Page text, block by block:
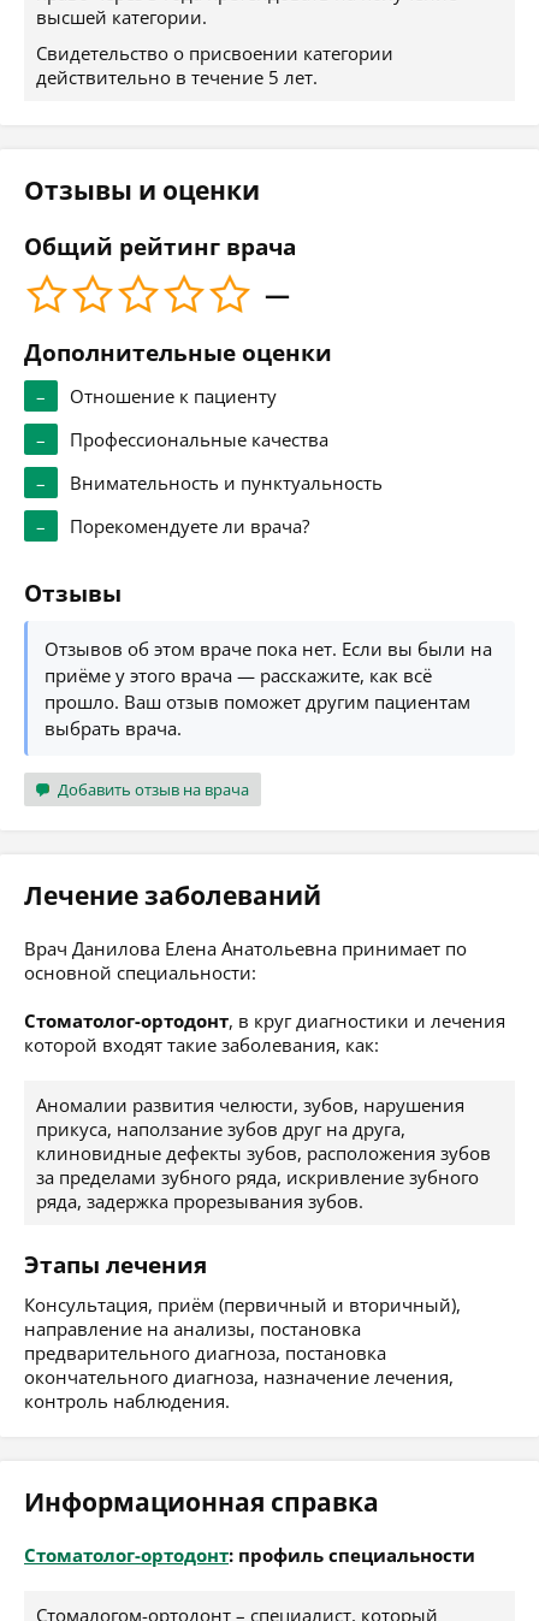
высшей категории.
Свидетельство о присвоении категории
действительно в течение 5 лет.
Отзывы и оценки
Общий рейтинг врача
—
Дополнительные оценки
–
Отношение к пациенту
–
Профессиональные качества
–
Внимательность и пунктуальность
–
Порекомендуете ли врача?
Отзывы
Отзывов об этом враче пока нет. Если вы были на
приёме у этого врача — расскажите, как всё
прошло. Ваш отзыв поможет другим пациентам
выбрать врача.
Добавить отзыв на врача
Лечение заболеваний
Врач Данилова Елена Анатольевна принимает по
основной специальности:
Стоматолог-ортодонт, в круг диагностики и лечения
которой входят такие заболевания, как:
Аномалии развития челюсти, зубов, нарушения
прикуса, наползание зубов друг на друга,
клиновидные дефекты зубов, расположения зубов
за пределами зубного ряда, искривление зубного
ряда, задержка прорезывания зубов.
Этапы лечения
Консультация, приём (первичный и вторичный),
направление на анализы, постановка
предварительного диагноза, постановка
окончательного диагноза, назначение лечения,
контроль наблюдения.
Информационная справка
Стоматолог-ортодонт: профиль специальности
Стомалогом-ортодонт – специалист, который